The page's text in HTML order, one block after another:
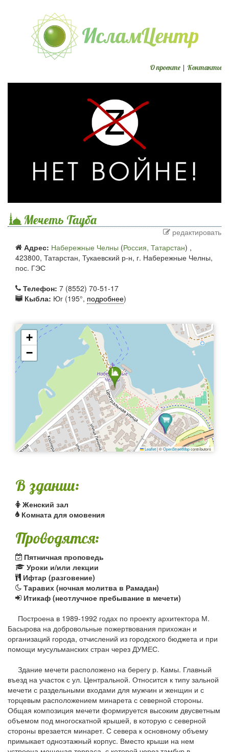
О проекте | Контакты
Мечеть Тауба
редактировать
Адрес: Набережные Челны (Россия, Татарстан) ,
423800, Татарстан, Тукаевский р-н, г. Набережные Челны,
пос. ГЭС
Телефон: 7 (8552) 70-51-17
Кыбла: Юг (195°, подробнее)
+
−
Leaflet|©OpenStreetMapcontributors
В здании:
Женский зал
Комната для омовения
Проводятся:
Пятничная проповедь
Уроки и/или лекции
Ифтар (разговение)
Таравих (ночная молитва в Рамадан)
Итикаф (неотлучное пребывание в мечети)
Построена в 1989-1992 годах по проекту архитектора М.
Басырова на добровольные пожертвования прихожан и
организаций города, отчислений из городского бюджета и при
помощи мусульманских стран через ДУМЕС.
Здание мечети расположено на берегу р. Камы. Главный
въезд на участок с ул. Центральной. Относится к типу зальной
мечети с раздельными входами для мужчин и женщин и с
торцевым расположением минарета с северной стороны.
Общая композиция мечети формируется высоким двусветным
объемом под многоскатной крышей, в которую с северной
стороны врезается минарет. С севера к основному объему
примыкает одноэтажный корпус. Вместо крыши на нем